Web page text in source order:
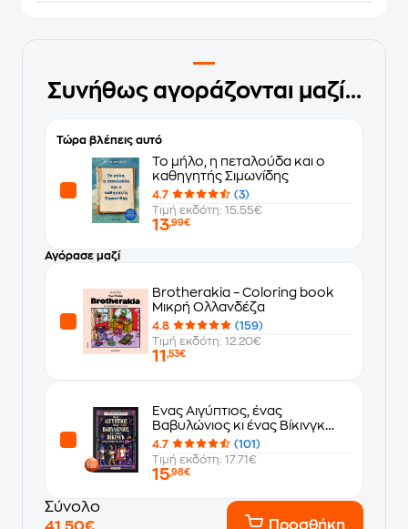
Συνήθως αγοράζονται μαζί...
Τώρα βλέπεις αυτό
Το μήλο, η πεταλούδα και ο
καθηγητής Σιμωνίδης
4.7
(3)
Τιμή εκδότη: 15.55€
13,99€
Αγόρασε μαζί
Brotherakia – Coloring book
Μικρή Ολλανδέζα
4.8
(159)
Τιμή εκδότη: 12.20€
11 ,53€
Ένας Αιγύπτιος, ένας
Βαβυλώνιος κι ένας Βίκινγκ
μπαίνουν σ’ένα μπαρ
4.7
(101)
Τιμή εκδότη: 17.71€
15,98€
Σύνολο
Προσθήκη